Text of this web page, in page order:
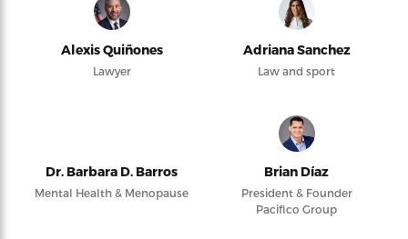
Alexis Quiñones
Lawyer
Adriana Sanchez
Law and sport
Dr. Barbara D. Barros
Mental Health & Menopause
Brian Díaz
President & Founder
Pacifico Group